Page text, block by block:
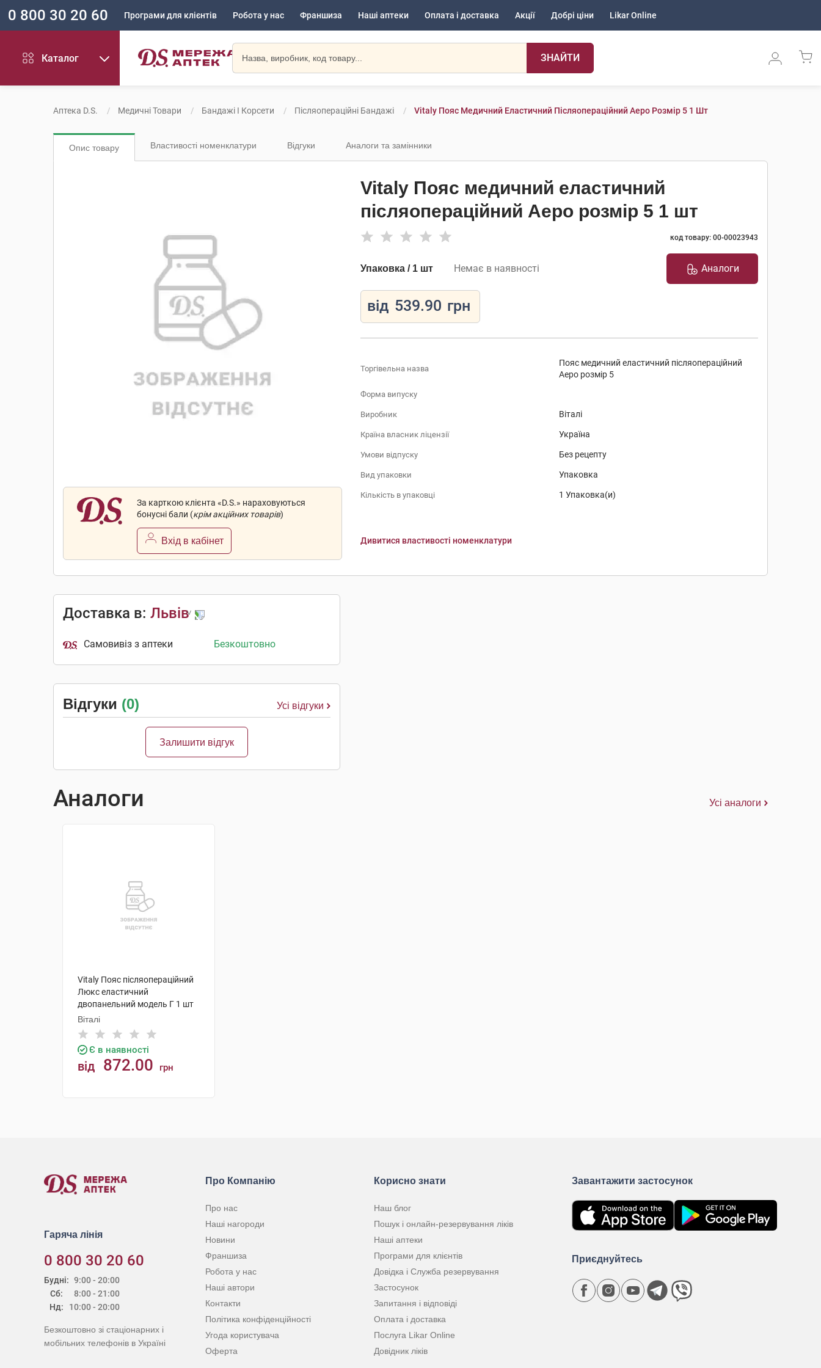
0 800 30 20 60 Програми для клієнтів Робота у нас Франшиза Наші аптеки Оплата і доставка Акції Добрі ціни Likar Online
Каталог ЗНАЙТИ
Аптека D.S. Медичні Товари Бандажі І Корсети Післяопераційні Бандажі Vitaly Пояс Медичний Еластичний Післяопераційний Аеро Розмір 5 1 Шт
Опис товару Властивості номенклатури Відгуки Аналоги та замінники
За карткою клієнта «D.S.» нараховуються
бонусні бали (крім акційних товарів)
Вхід в кабінет
Vitaly Пояс медичний еластичний
післяопераційний Аеро розмір 5 1 шт
код товару: 00-00023943
Упаковка / 1 шт Немає в наявності Аналоги
від 539.90 грн
Торгівельна назва
Пояс медичний еластичний післяопераційний
Аеро розмір 5
Форма випуску
Виробник Віталі
Країна власник ліцензії Україна
Умови відпуску Без рецепту
Вид упаковки Упаковка
Кількість в упаковці 1 Упаковка(и)
Дивитися властивості номенклатури
Доставка в: Львів
Самовивіз з аптеки Безкоштовно
Відгуки (0) Усі відгуки
Залишити відгук
Аналоги Усі аналоги
Vitaly Пояс післяопераційний
Люкс еластичний
двопанельний модель Г 1 шт
Віталі
Є в наявності
від 872.00 грн
Гаряча лінія
0 800 30 20 60
Будні:
Сб:
Нд:
9:00 - 20:00
8:00 - 21:00
10:00 - 20:00
Безкоштовно зі стаціонарних і
мобільних телефонів в Україні
Про Компанію
Про нас
Наші нагороди
Новини
Франшиза
Робота у нас
Наші автори
Контакти
Політика конфіденційності
Угода користувача
Оферта
Корисно знати
Наш блог
Пошук і онлайн-резервування ліків
Наші аптеки
Програми для клієнтів
Довідка і Служба резервування
Застосунок
Запитання і відповіді
Оплата і доставка
Послуга Likar Online
Довідник ліків
Завантажити застосунок
Приєднуйтесь